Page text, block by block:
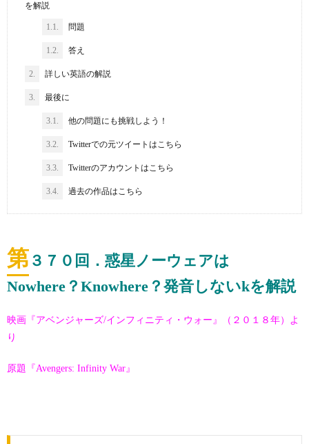
を解説
1.1. 問題
1.2. 答え
2. 詳しい英語の解説
3. 最後に
3.1. 他の問題にも挑戦しよう！
3.2. Twitterでの元ツイートはこちら
3.3. Twitterのアカウントはこちら
3.4. 過去の作品はこちら
第 ３７０ 回．惑星ノーウェアは
Nowhere？Knowhere？発音しないkを解説
映画『アベンジャーズ/インフィニティ・ウォー』（２０１８年）よ
り
原題『Avengers: Infinity War』